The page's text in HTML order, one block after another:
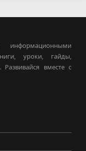
уроки, гайды,
вместе с